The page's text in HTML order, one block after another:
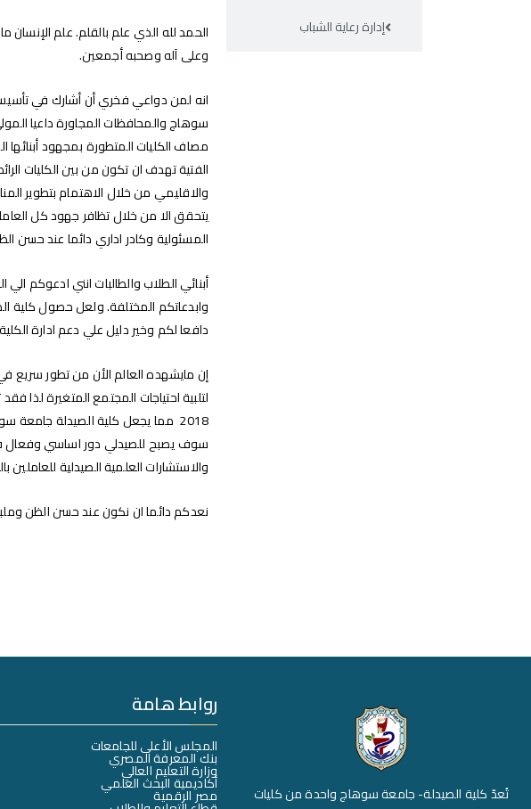
إدارة رعاية الشباب
الحمد لله الذي علم بالقلم. علم
وعلى آله وصحبه أجمعين.
انه لمن دواعي فخري أن أشارك في
سوهاج والمحافظات المجاورة داعيا
مصاف الكليات المتطورة بمجهود
الفتية تهدف ان تكون من بين الكليات
والاقليمي من خلال الاهتمام بتطوير
يتحقق الا من خلال تظافر جهود كل
المسئولية وكادر اداري دائما عند حسن
أبنائي الطلاب والطالبات انني ادعوكم
وابدعاتكم المختلفة. ولعل حصول كلية
دافعا لكم وخير دليل علي دعم ادارة
إن مايشهده العالم الأن من تطور سريع
2018 مما يجعل كلية الصيدلة
سوف يصبح للصيدلي دور اساسي وفعال في
والاستشارات العلمية الصيدلية للعاملين
نعدكم دائما ان نكون عند حسن الظن
تُعدّ كلية الصيدلة- جامعة سوهاج واحدة من كليات
روابط هامة
المجلس الأعلى للجامعات
بنك المعرفة المصري
وزارة التعليم العالي
أكاديمية البحث العلمي
مصر الرقمية